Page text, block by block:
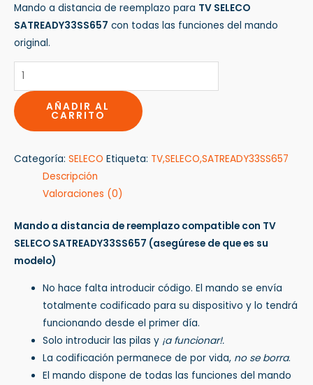
Mando a distancia de reemplazo para TV SELECO
SATREADY33SS657 con todas las funciones del mando
original.
AÑADIR AL
CARRITO
Categoría: SELECO Etiqueta: TV,SELECO,SATREADY33SS657
Descripción
Valoraciones (0)
Mando a distancia de reemplazo compatible con TV
SELECO SATREADY33SS657 (asegúrese de que es su
modelo)
No hace falta introducir código. El mando se envía
totalmente codificado para su dispositivo y lo tendrá
funcionando desde el primer día.
Solo introducir las pilas y ¡a funcionar!.
La codificación permanece de por vida, no se borra.
El mando dispone de todas las funciones del mando